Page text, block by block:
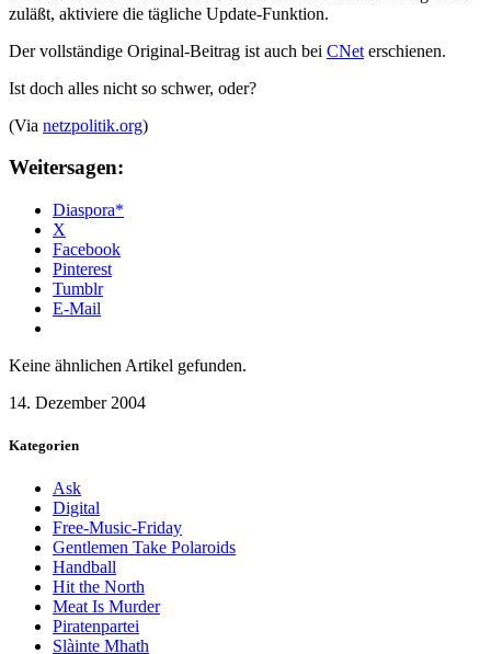
zuläßt, aktiviere die tägliche Update-Funktion.
Der vollständige Original-Beitrag ist auch bei CNet erschienen.
Ist doch alles nicht so schwer, oder?
(Via netzpolitik.org)
Weitersagen:
Diaspora*
X
Facebook
Pinterest
Tumblr
E-Mail
Keine ähnlichen Artikel gefunden.
14. Dezember 2004
Kategorien
Ask
Digital
Free-Music-Friday
Gentlemen Take Polaroids
Handball
Hit the North
Meat Is Murder
Piratenpartei
Slàinte Mhath